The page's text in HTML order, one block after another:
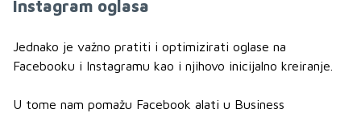
Instagram oglasa
Jednako je važno pratiti i optimizirati oglase na
Facebooku i Instagramu kao i njihovo inicijalno kreiranje.
U tome nam pomažu Facebook alati u Business